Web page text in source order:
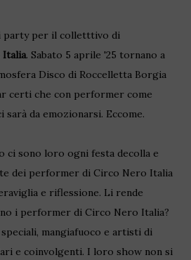
party per il colletttivo di
Italia. Sabato 5 aprile '25 tornano a
Disco di Roccelletta Borgia
certi che con performer come
sarà da emozionarsi. Eccome.
ci sono loro ogni festa decolla e
dei performer di Circo Nero Italia
e riflessione. Li rende
i performer di Circo Nero Italia?
mangiafuoco e artisti di
e coinvolgenti. I loro show non si